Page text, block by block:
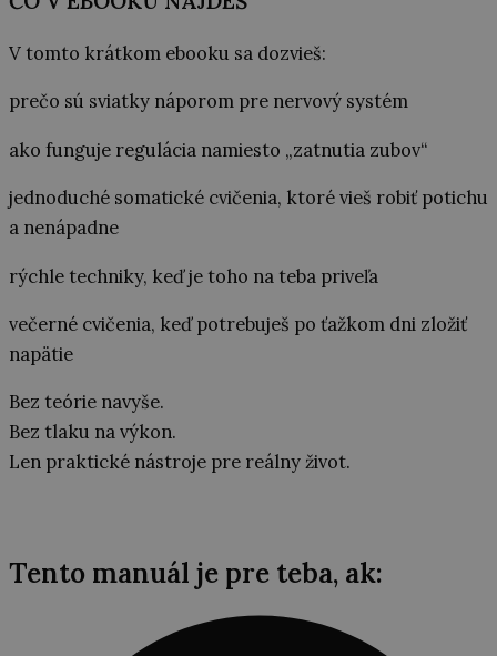
V tomto krátkom ebooku sa dozvieš:
prečo sú sviatky náporom pre nervový systém
ako funguje regulácia namiesto „zatnutia zubov“
jednoduché somatické cvičenia, ktoré vieš robiť potichu
a nenápadne
rýchle techniky, keď je toho na teba priveľa
večerné cvičenia, keď potrebuješ po ťažkom dni zložiť
napätie
Bez teórie navyše.
Bez tlaku na výkon.
Len praktické nástroje pre reálny život.
Tento manuál je pre teba, ak: